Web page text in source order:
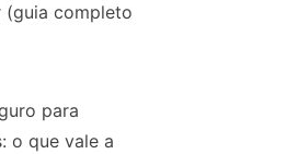
(guia completo
para
o que vale a